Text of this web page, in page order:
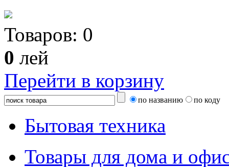
Товаров: 0
0 лей
Перейти в корзину
по названию по коду
Бытовая техника
Товары для дома и